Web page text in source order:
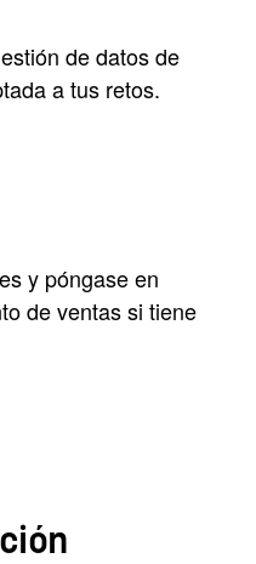
de datos de
a tus retos.
y póngase en
de ventas si tiene